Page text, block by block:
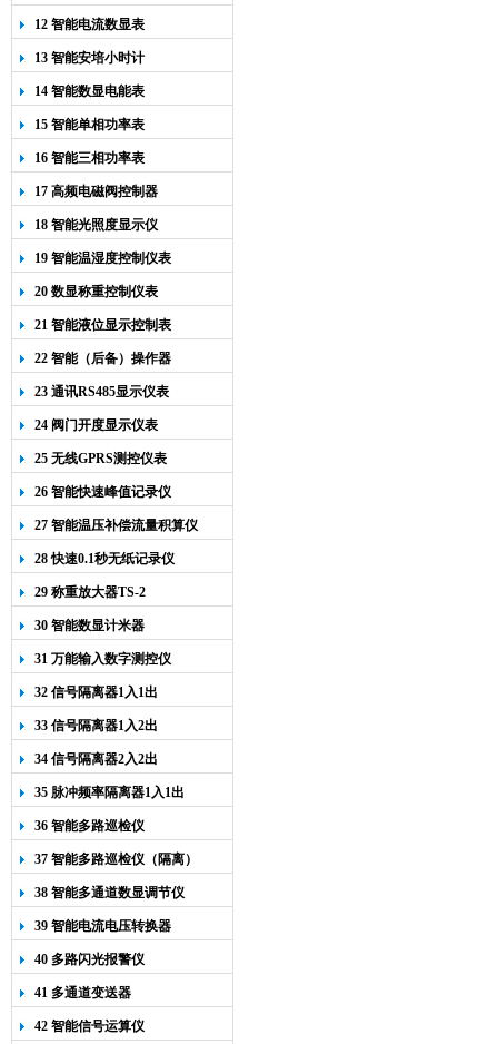
12 智能电流数显表
13 智能安培小时计
14 智能数显电能表
15 智能单相功率表
16 智能三相功率表
17 高频电磁阀控制器
18 智能光照度显示仪
19 智能温湿度控制仪表
20 数显称重控制仪表
21 智能液位显示控制表
22 智能（后备）操作器
23 通讯RS485显示仪表
24 阀门开度显示仪表
25 无线GPRS测控仪表
26 智能快速峰值记录仪
27 智能温压补偿流量积算仪
28 快速0.1秒无纸记录仪
29 称重放大器TS-2
30 智能数显计米器
31 万能输入数字测控仪
32 信号隔离器1入1出
33 信号隔离器1入2出
34 信号隔离器2入2出
35 脉冲频率隔离器1入1出
36 智能多路巡检仪
37 智能多路巡检仪（隔离）
38 智能多通道数显调节仪
39 智能电流电压转换器
40 多路闪光报警仪
41 多通道变送器
42 智能信号运算仪